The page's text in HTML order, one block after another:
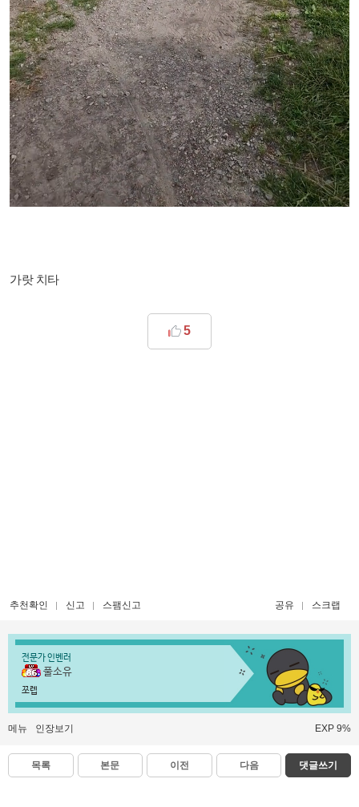
가랏 치타
5
추천확인 신고 스팸신고 공유 스크랩
전문가 인벤러
풀소유
쪼렙
메뉴 인장보기 EXP 9%
목록 본문 이전 다음 댓글쓰기